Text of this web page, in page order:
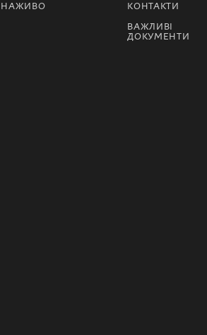
НАЖИВО
КОНТАКТИ
ВАЖЛИВІ
ДОКУМЕНТИ